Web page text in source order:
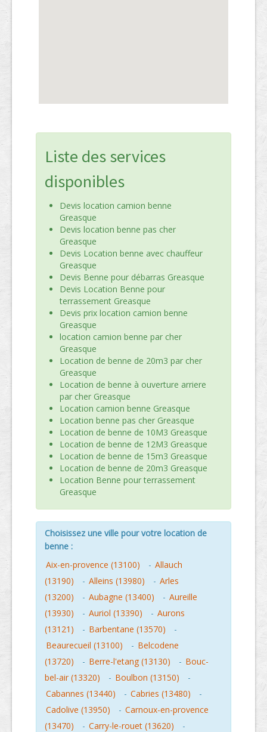
Liste des services
disponibles
Devis location camion benne
Greasque
Devis location benne pas cher
Greasque
Devis Location benne avec chauffeur
Greasque
Devis Benne pour débarras Greasque
Devis Location Benne pour
terrassement Greasque
Devis prix location camion benne
Greasque
location camion benne par cher
Greasque
Location de benne de 20m3 par cher
Greasque
Location de benne à ouverture arriere
par cher Greasque
Location camion benne Greasque
Location benne pas cher Greasque
Location de benne de 10M3 Greasque
Location de benne de 12M3 Greasque
Location de benne de 15m3 Greasque
Location de benne de 20m3 Greasque
Location Benne pour terrassement
Greasque
Choisissez une ville pour votre location de
benne :
Aix-en-provence (13100)
- Allauch
(13190)
- Alleins (13980) - Arles
(13200)
- Aubagne (13400) - Aureille
(13930)
- Auriol (13390) - Aurons
(13121)
- Barbentane (13570)
-
Beaurecueil (13100)
- Belcodene
(13720)
- Berre-l'etang (13130) - Bouc-
bel-air (13320)
- Boulbon (13150)
-
Cabannes (13440)
- Cabries (13480)
-
Cadolive (13950)
- Carnoux-en-provence
(13470)
- Carry-le-rouet (13620) -